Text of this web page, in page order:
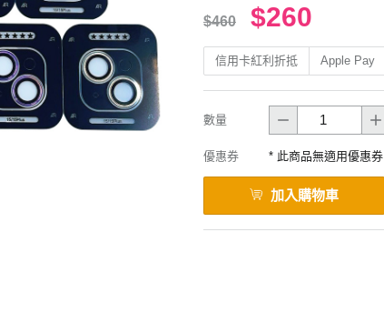
$460 $260
信用卡紅利折抵 Apple Pay
數量
優惠券 * 此商品無適用優惠券
加入購物車